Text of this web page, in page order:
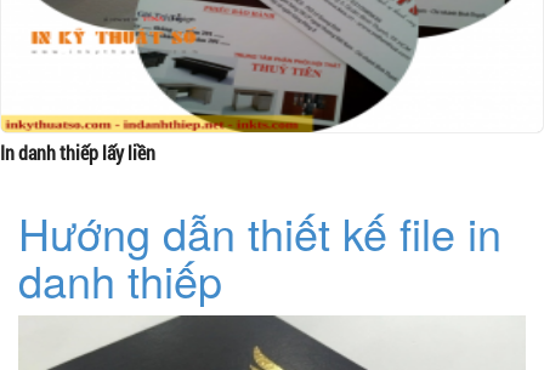
In danh thiếp lấy liền
Hướng dẫn thiết kế file in
danh thiếp